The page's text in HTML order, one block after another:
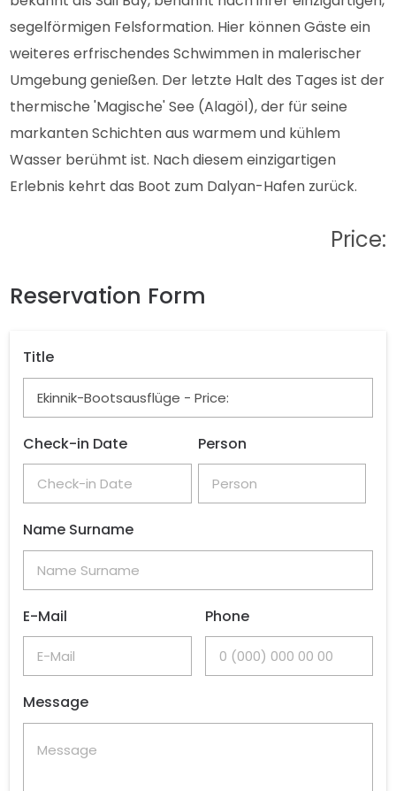
segelförmigen Felsformation. Hier können Gäste ein
weiteres erfrischendes Schwimmen in malerischer
Umgebung genießen. Der letzte Halt des Tages ist der
thermische 'Magische' See (Alagöl), der für seine
markanten Schichten aus warmem und kühlem
Wasser berühmt ist. Nach diesem einzigartigen
Erlebnis kehrt das Boot zum Dalyan-Hafen zurück.
Price:
Reservation Form
Title
Check-in Date Person
Name Surname
E-Mail Phone
Message